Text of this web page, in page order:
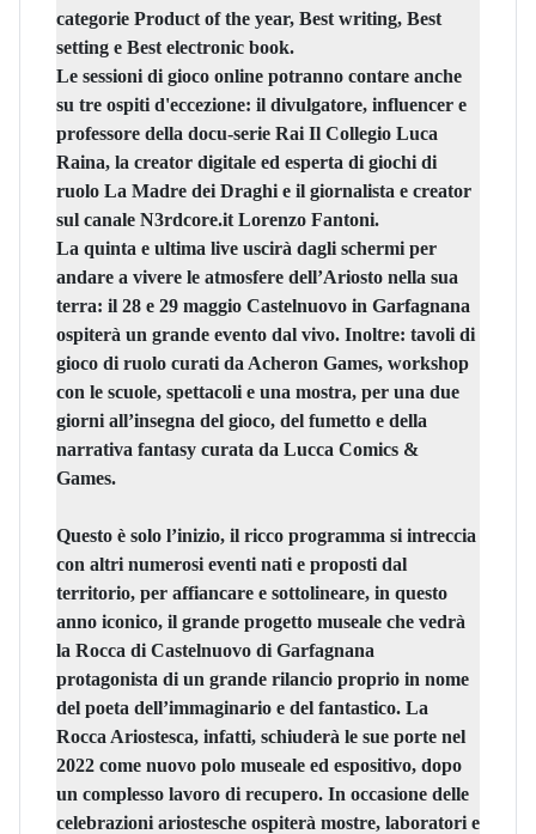
categorie Product of the year, Best writing, Best
setting e Best electronic book.
Le sessioni di gioco online potranno contare anche
su tre ospiti d'eccezione: il divulgatore, influencer e
professore della docu-serie Rai Il Collegio Luca
Raina, la creator digitale ed esperta di giochi di
ruolo La Madre dei Draghi e il giornalista e creator
sul canale N3rdcore.it Lorenzo Fantoni.
La quinta e ultima live uscirà dagli schermi per
andare a vivere le atmosfere dell’Ariosto nella sua
terra: il 28 e 29 maggio Castelnuovo in Garfagnana
ospiterà un grande evento dal vivo. Inoltre: tavoli di
gioco di ruolo curati da Acheron Games, workshop
con le scuole, spettacoli e una mostra, per una due
giorni all’insegna del gioco, del fumetto e della
narrativa fantasy curata da Lucca Comics &
Games.
Questo è solo l’inizio, il ricco programma si intreccia
con altri numerosi eventi nati e proposti dal
territorio, per affiancare e sottolineare, in questo
anno iconico, il grande progetto museale che vedrà
la Rocca di Castelnuovo di Garfagnana
protagonista di un grande rilancio proprio in nome
del poeta dell’immaginario e del fantastico. La
Rocca Ariostesca, infatti, schiuderà le sue porte nel
2022 come nuovo polo museale ed espositivo, dopo
un complesso lavoro di recupero. In occasione delle
celebrazioni ariostesche ospiterà mostre, laboratori e